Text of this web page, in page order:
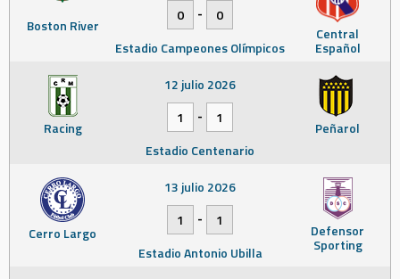
Boston River Central
Español
0
-
0
Estadio Campeones Olímpicos
Racing Peñarol
12 julio 2026
1
-
1
Estadio Centenario
Cerro Largo Defensor
Sporting
13 julio 2026
1
-
1
Estadio Antonio Ubilla